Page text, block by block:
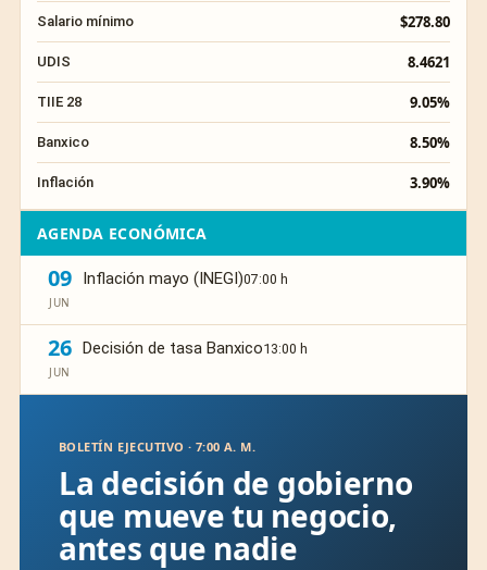
Salario mínimo $278.80
UDIS 8.4621
TIIE 28 9.05%
Banxico 8.50%
Inflación 3.90%
AGENDA ECONÓMICA
09
JUN
Inflación mayo (INEGI)07:00 h
26
JUN
Decisión de tasa Banxico13:00 h
BOLETÍN EJECUTIVO · 7:00 A. M.
La decisión de gobierno
que mueve tu negocio,
antes que nadie